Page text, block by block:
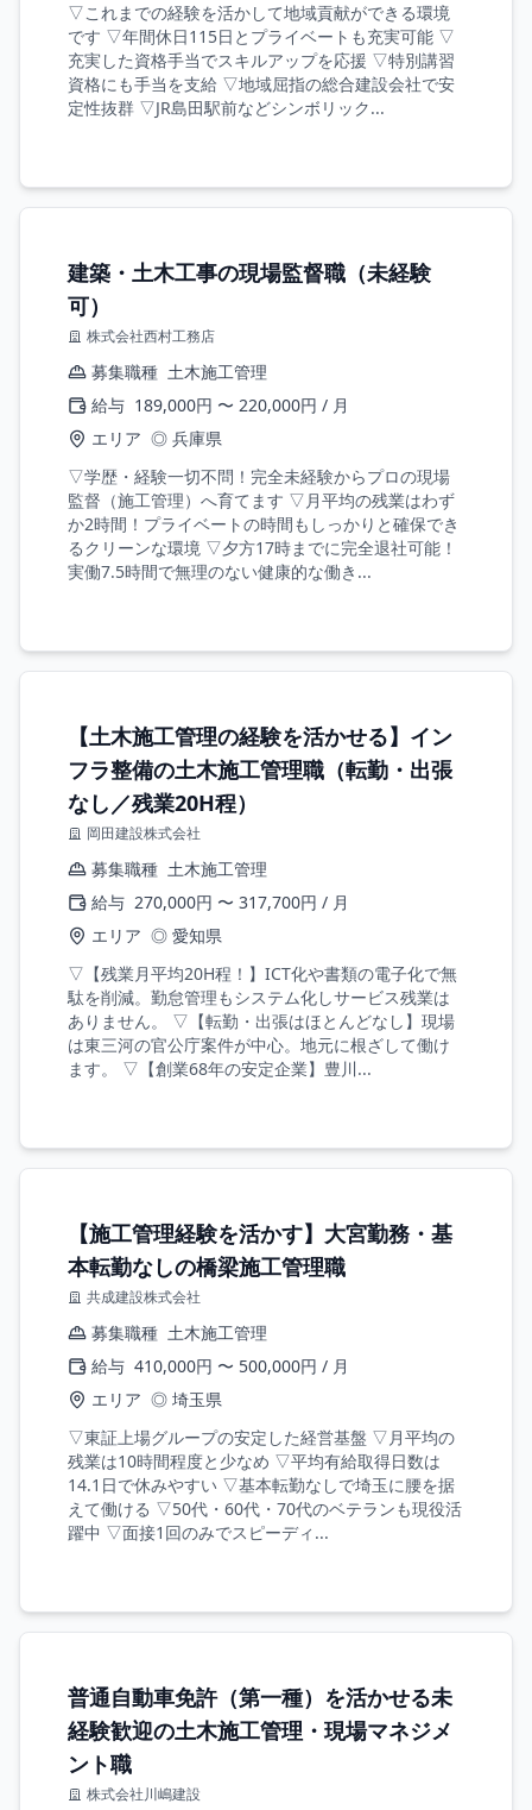
▽これまでの経験を活かして地域貢献ができる環境
です ▽年間休日115日とプライベートも充実可能 ▽
充実した資格手当でスキルアップを応援 ▽特別講習
資格にも手当を支給 ▽地域屈指の総合建設会社で安
定性抜群 ▽JR島田駅前などシンボリック...
建築・土木工事の現場監督職（未経験
可）
株式会社西村工務店
募集職種 土木施工管理
給与 189,000円 〜 220,000円 / 月
エリア ◎ 兵庫県
▽学歴・経験一切不問！完全未経験からプロの現場
監督（施工管理）へ育てます ▽月平均の残業はわず
か2時間！プライベートの時間もしっかりと確保でき
るクリーンな環境 ▽夕方17時までに完全退社可能！
実働7.5時間で無理のない健康的な働き...
【土木施工管理の経験を活かせる】イン
フラ整備の土木施工管理職（転勤・出張
なし／残業20H程）
岡田建設株式会社
募集職種 土木施工管理
給与 270,000円 〜 317,700円 / 月
エリア ◎ 愛知県
▽【残業月平均20H程！】ICT化や書類の電子化で無
駄を削減。勤怠管理もシステム化しサービス残業は
ありません。 ▽【転勤・出張はほとんどなし】現場
は東三河の官公庁案件が中心。地元に根ざして働け
ます。 ▽【創業68年の安定企業】豊川...
【施工管理経験を活かす】大宮勤務・基
本転勤なしの橋梁施工管理職
共成建設株式会社
募集職種 土木施工管理
給与 410,000円 〜 500,000円 / 月
エリア ◎ 埼玉県
▽東証上場グループの安定した経営基盤 ▽月平均の
残業は10時間程度と少なめ ▽平均有給取得日数は
14.1日で休みやすい ▽基本転勤なしで埼玉に腰を据
えて働ける ▽50代・60代・70代のベテランも現役活
躍中 ▽面接1回のみでスピーディ...
普通自動車免許（第一種）を活かせる未
経験歓迎の土木施工管理・現場マネジメ
ント職
株式会社川嶋建設